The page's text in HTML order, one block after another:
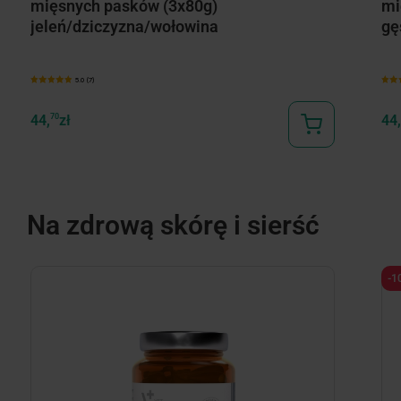
mięsnych pasków (3x80g)
jeleń/dziczyzna/wołowina
5.0 (7)
44,70zł 44,
Na zdrową skórę i sierść
-